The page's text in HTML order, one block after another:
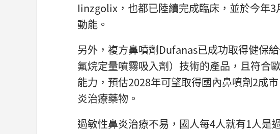
Iinzgolix，也都已陸續完成臨床，並於今年
動能。
另外，複方鼻噴劑Dufanas已成功取得健保
氟烷定量噴霧吸入劑）技術的產品，且符合
能力，預估2028年可望取得國內鼻噴劑2成
炎治療藥物。
過敏性鼻炎治療不易，國人每4人就有1人是